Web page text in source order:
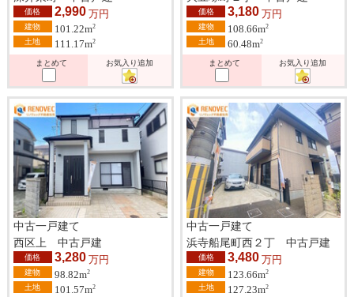
価格 2,990 万円
建物 101.22m2
土地 111.17m2
まとめて お気入り追加
価格 3,180 万円
建物 108.66m2
土地 60.48m2
まとめて お気入り追加
中古一戸建て
西区上 中古戸建
価格 3,280 万円
建物 98.82m2
土地 101.57m2
中古一戸建て
浜寺船尾町西２丁 中古戸建
価格 3,480 万円
建物 123.66m2
土地 127.23m2